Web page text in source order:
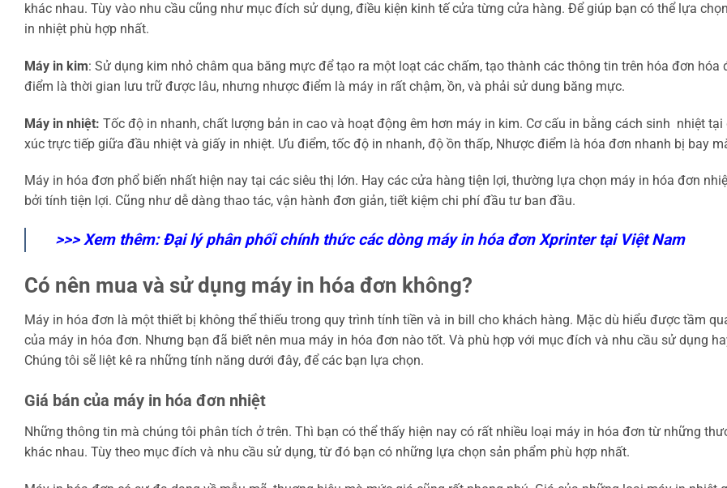
khác nhau. Tùy vào nhu cầu cũng như mục đích sử dụng, điều kiện kinh tế cửa từng cửa hàng. Để giúp bạn có thể lựa
in nhiệt phù hợp nhất.
Máy in kim: Sử dụng kim nhỏ châm qua băng mực để tạo ra một loạt các chấm, tạo thành các thông tin trên hóa đơn hóa
điểm là thời gian lưu trữ được lâu, nhưng nhược điểm là máy in rất chậm, ồn, và phải sử dung băng mực.
Máy in nhiệt: Tốc độ in nhanh, chất lượng bản in cao và hoạt động êm hơn máy in kim. Cơ cấu in bằng cách sinh nhiệt tại
xúc trực tiếp giữa đầu nhiệt và giấy in nhiệt. Ưu điểm, tốc độ in nhanh, độ ồn thấp, Nhược điểm là hóa đơn nhanh bị bay
Máy in hóa đơn phổ biến nhất hiện nay tại các siêu thị lớn. Hay các cửa hàng tiện lợi, thường lựa chọn máy in hóa đơn
bởi tính tiện lợi. Cũng như dễ dàng thao tác, vận hành đơn giản, tiết kiệm chi phí đầu tư ban đầu.
>>> Xem thêm:Đại lý phân phối chính thức các dòng máy in hóa đơn Xprinter tại Việt Nam
Có nên mua và sử dụng máy in hóa đơn không?
Máy in hóa đơn là một thiết bị không thể thiếu trong quy trình tính tiền và in bill cho khách hàng. Mặc dù hiểu được tầm
của máy in hóa đơn. Nhưng bạn đã biết nên mua máy in hóa đơn nào tốt. Và phù hợp với mục đích và nhu cầu sử dụng
Chúng tôi sẽ liệt kê ra những tính năng dưới đây, để các bạn lựa chọn.
Giá bán của máy in hóa đơn nhiệt
Những thông tin mà chúng tôi phân tích ở trên. Thì bạn có thể thấy hiện nay có rất nhiều loại máy in hóa đơn từ những
khác nhau. Tùy theo mục đích và nhu cầu sử dụng, từ đó bạn có những lựa chọn sản phẩm phù hợp nhất.